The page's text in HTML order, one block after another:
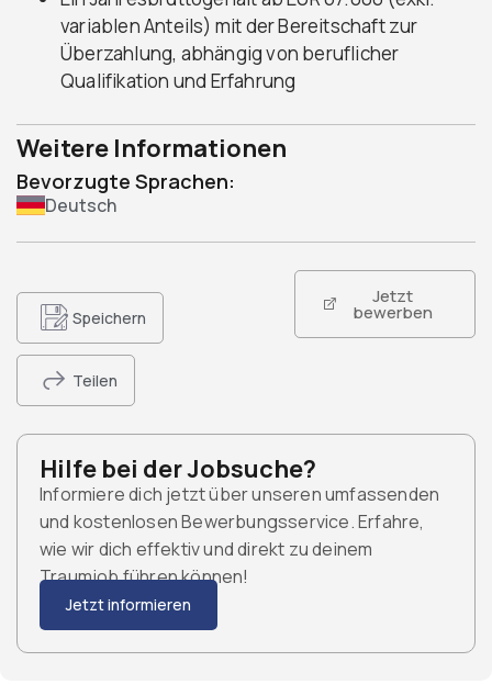
variablen Anteils) mit der Bereitschaft zur
Überzahlung, abhängig von beruflicher
Qualifikation und Erfahrung
Weitere Informationen
Bevorzugte Sprachen:
Deutsch
Speichern
Teilen
Jetzt
bewerben
Hilfe bei der Jobsuche?
Informiere dich jetzt über unseren umfassenden
und kostenlosen Bewerbungsservice. Erfahre,
wie wir dich effektiv und direkt zu deinem
Traumjob führen können!
Jetzt informieren